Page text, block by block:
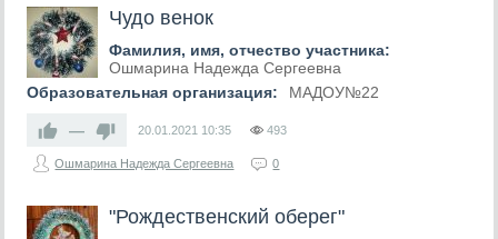
Чудо венок
Фамилия, имя, отчество участника:
Ошмарина Надежда Сергеевна
Образовательная организация:
МАДОУ№22
— 20.01.2021 10:35 493
Ошмарина Надежда Сергеевна 0
"Рождественский оберег"